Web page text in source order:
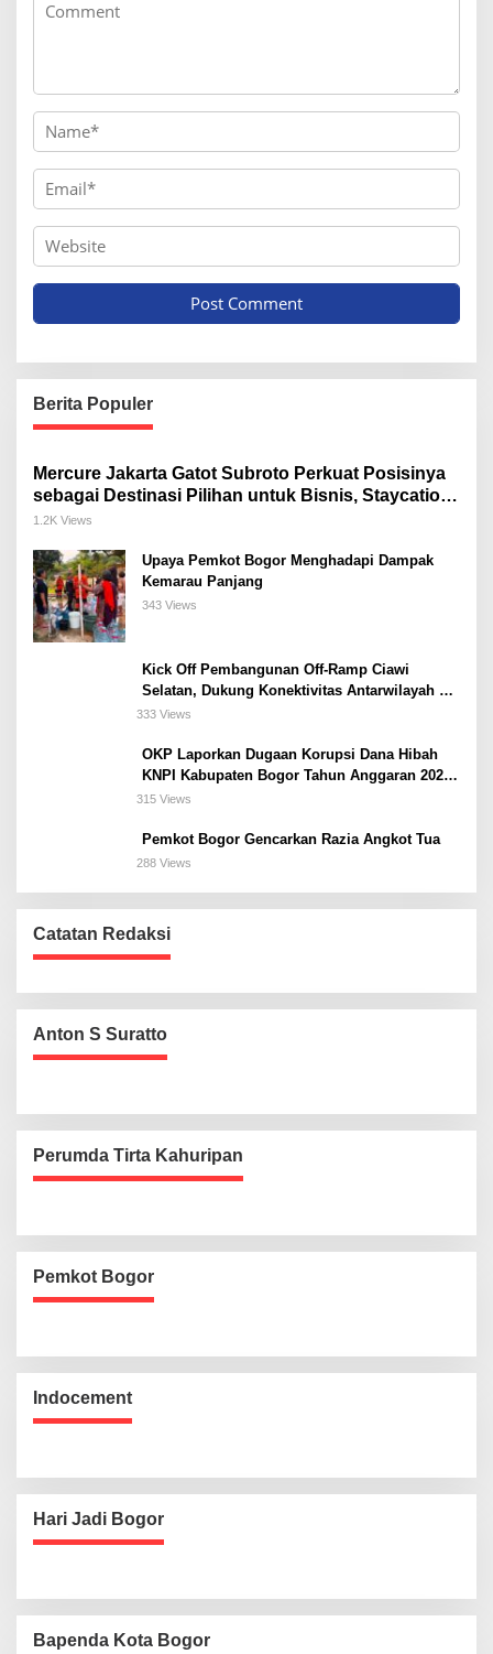
Berita Populer
Mercure Jakarta Gatot Subroto Perkuat Posisinya
sebagai Destinasi Pilihan untuk Bisnis, Staycation,
Meeting, dan Kuliner di Jakarta Selatan
1.2K Views
Upaya Pemkot Bogor Menghadapi Dampak
Kemarau Panjang
343 Views
Kick Off Pembangunan Off-Ramp Ciawi
Selatan, Dukung Konektivitas Antarwilayah di
Bogor Selatan
333 Views
OKP Laporkan Dugaan Korupsi Dana Hibah
KNPI Kabupaten Bogor Tahun Anggaran 2025
Ke Kejaksaan
315 Views
Pemkot Bogor Gencarkan Razia Angkot Tua
288 Views
Catatan Redaksi
Anton S Suratto
Perumda Tirta Kahuripan
Pemkot Bogor
Indocement
Hari Jadi Bogor
Bapenda Kota Bogor